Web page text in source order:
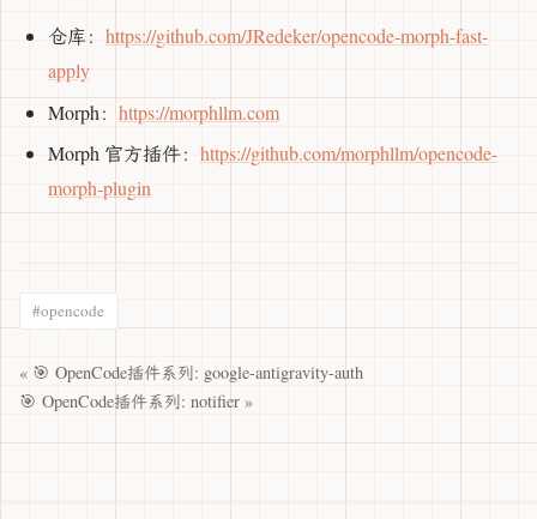
仓库： https://github.com/JRedeker/opencode-morph-fast-
apply
Morph： https://morphllm.com
Morph 官方插件： https://github.com/morphllm/opencode-
morph-plugin
#opencode
« 🎯 OpenCode插件系列: google-antigravity-auth
🎯 OpenCode插件系列: notifier »